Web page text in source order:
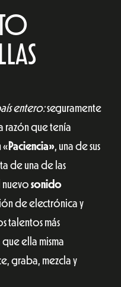
entero:seguramente
razón que tenía
« Paciencia», una de sus
de una de las
nuevo sonido
de electrónica y
talentos más
ella misma
graba, mezcla y